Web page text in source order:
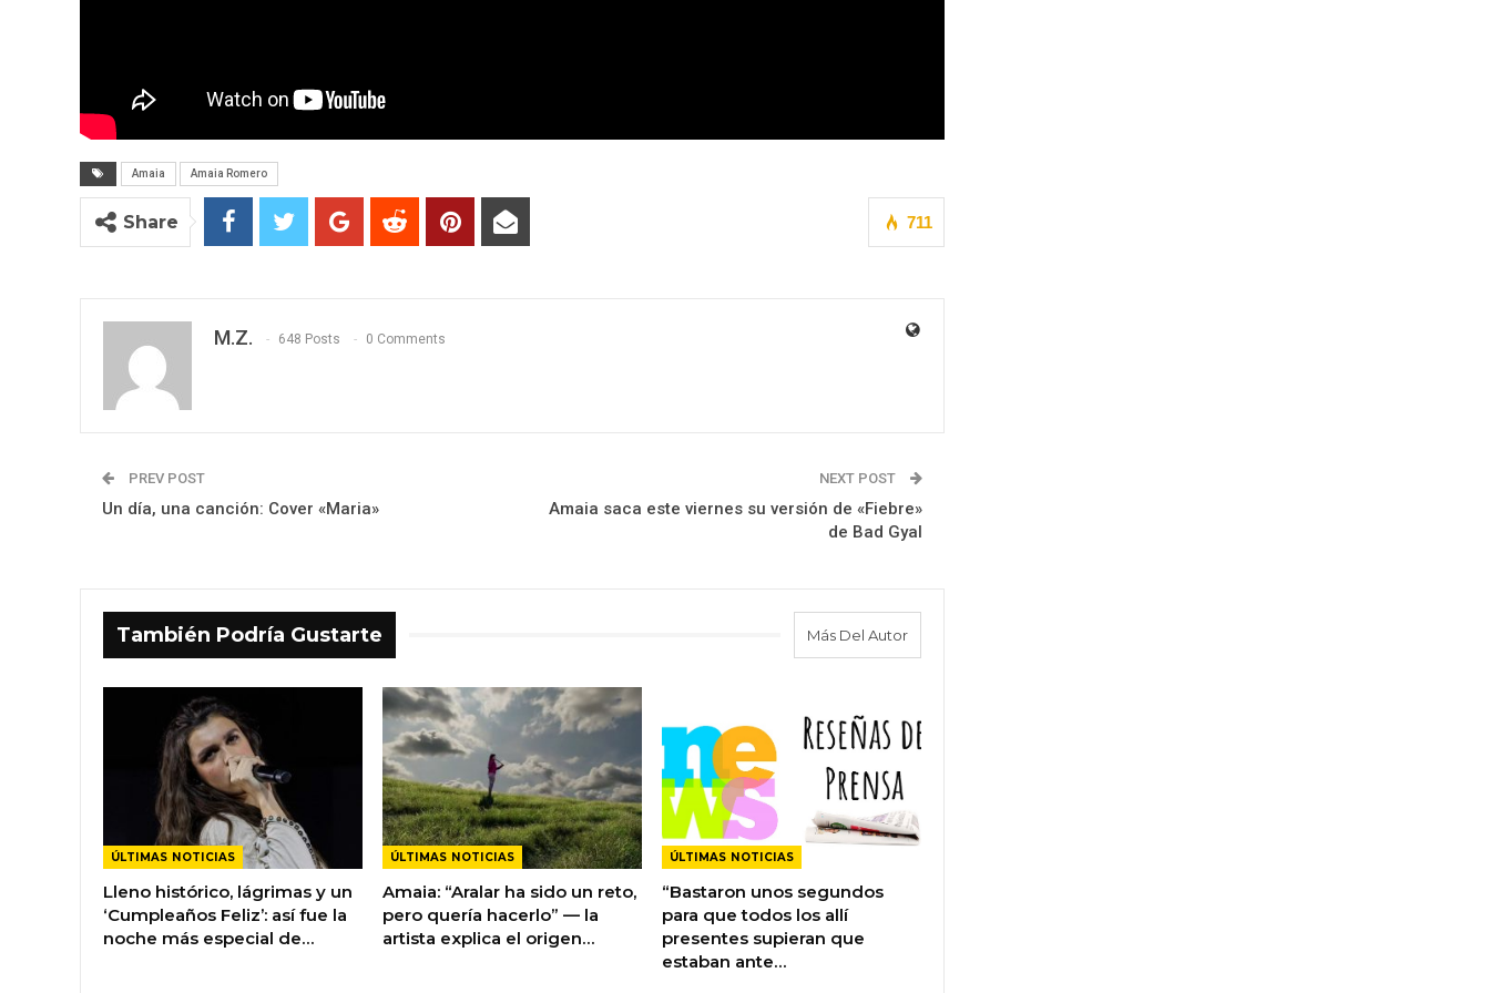
Amaia Amaia Romero
711
Share
M.Z. 648 Posts 0 Comments
PREV POST
Un día, una canción: Cover «Maria»
NEXT POST
Amaia saca este viernes su versión de «Fiebre»
de Bad Gyal
También Podría Gustarte Más Del Autor
ÚLTIMAS NOTICIAS
Lleno histórico, lágrimas y un
‘Cumpleaños Feliz’: así fue la
noche más especial de…
ÚLTIMAS NOTICIAS
Amaia: “Aralar ha sido un reto,
pero quería hacerlo” — la
artista explica el origen…
ÚLTIMAS NOTICIAS
“Bastaron unos segundos
para que todos los allí
presentes supieran que
estaban ante…